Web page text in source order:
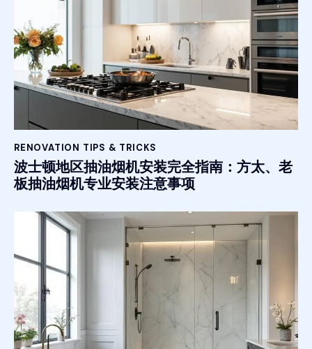
RENOVATION TIPS & TRICKS
波士顿地区抽油烟机安装完全指南：方太、老
板抽油烟机专业安装注意事项